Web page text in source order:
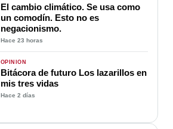
El cambio climático. Se usa como
un comodín. Esto no es
negacionismo.
Hace 23 horas
OPINIÓN
Bitácora de futuro Los lazarillos en
mis tres vidas
Hace 2 días